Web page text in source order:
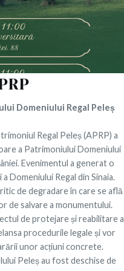
Domeniului Regal Peleș
Regal Peleș (APRP) a
a Patrimoniului Domeniului
Evenimentul a generat o
Domeniului Regal din Sinaia.
de degradare în care se află
de salvare a monumentului.
de protejare și reabilitare a
procedurile legale și vor
unor acțiuni concrete.
Peleș au fost deschise de